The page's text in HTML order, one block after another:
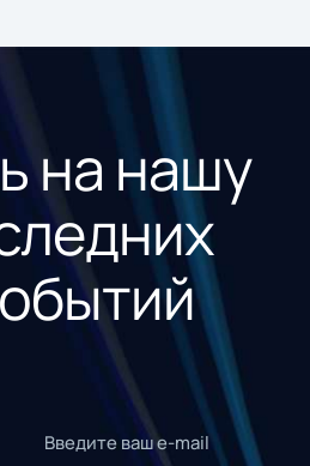
на нашу